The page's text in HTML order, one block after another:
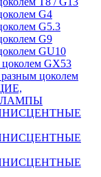
G4
G5.3
G9
GU10
GX53
цоколем